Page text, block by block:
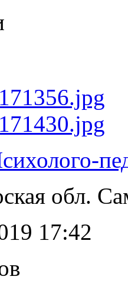
обл.
17:42